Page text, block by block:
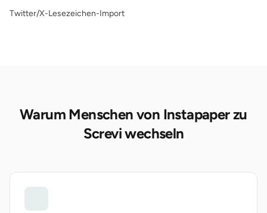
Twitter/X-Lesezeichen-Import
Warum Menschen von Instapaper zu
Screvi wechseln